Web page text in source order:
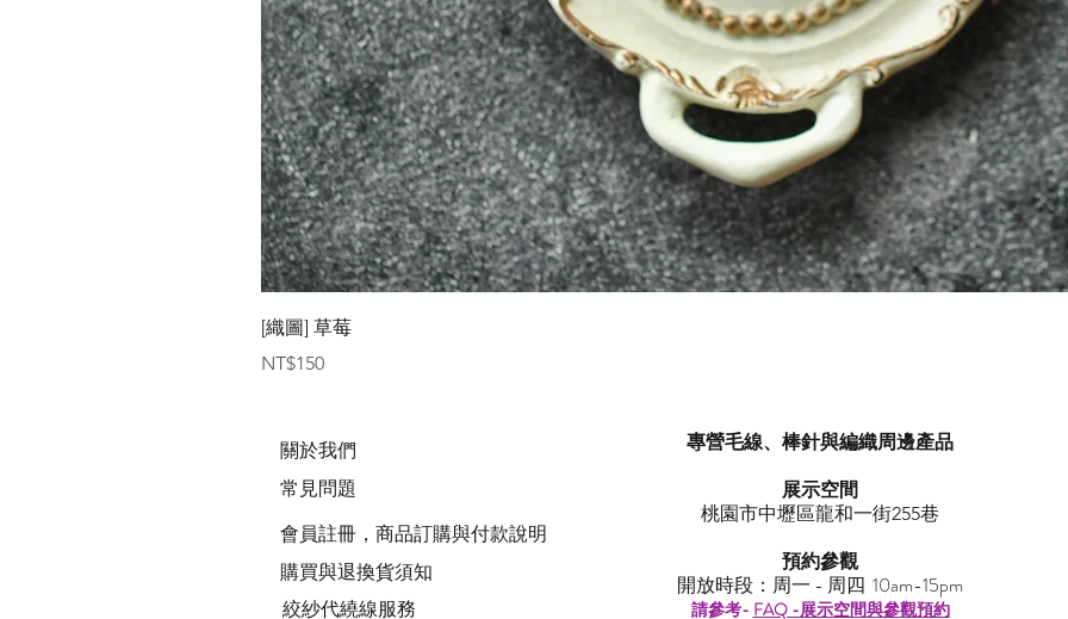
[織圖] 草莓
Price
NT$150
關於我們
常見問題
會員註冊，商品訂購與付款說明
購買與退換貨須知
絞紗代繞線服務
專營毛線、棒針與編織周邊產品
展示空間
​桃園市中壢區龍和一街255巷
預約參觀
開放時段：周一 - 周四 10am-15pm
請參考- FAQ -展示空間與參觀預約